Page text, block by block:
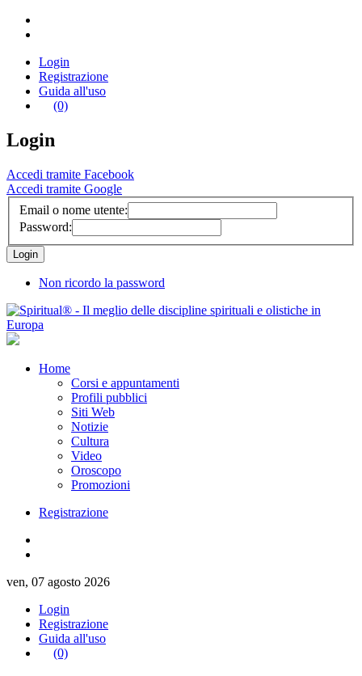
Login
Registrazione
Guida all'uso
(0)
Login
Accedi tramite Facebook
Accedi tramite Google
Email o nome utente:
Password:
Non ricordo la password
Home
Corsi e appuntamenti
Profili pubblici
Siti Web
Notizie
Cultura
Video
Oroscopo
Promozioni
Registrazione
ven, 07 agosto 2026
Login
Registrazione
Guida all'uso
(0)